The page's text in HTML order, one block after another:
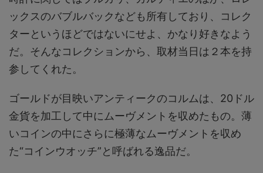
ックスのバブルバックなども所有しており、コレク
ターというほどではないにせよ、かなり好きなよう
だ。そんなコレクションから、取材当日は２本を持
参してくれた。
ゴールドが目映いアンティークのコルムは、20ドル
金貨を加工して中にムーヴメントを収めたもの。薄
いコインの中にさらに極薄なムーヴメントを収め
た“コインウオッチ”と呼ばれる逸品だ。